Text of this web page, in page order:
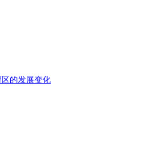
的发展变化